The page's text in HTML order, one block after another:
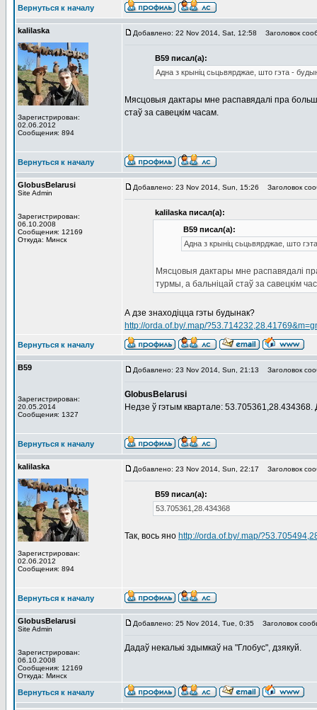
Вернуться к началу
kalilaska
Зарегистрирован:
02.06.2012
Сообщения: 894
Добавлено: 22 Nov 2014, Sat, 12:58 Заголовок
В59 писал(а):
Адна з крыніц сьцьвярджае, што гэта -
Мясцовыя дактары мне распавядалi пра
стаў за савецкiм часам.
Вернуться к началу
GlobusBelarusi
Site Admin
Зарегистрирован:
06.10.2008
Сообщения: 12169
Откуда: Минск
Добавлено: 23 Nov 2014, Sun, 15:26 Заголовок
kalilaska писал(а):
В59 писал(а):
Адна з крыніц сьцьвярджае, што
Мясцовыя дактары мне распавядалi
турмы, а бальнiцай стаў за савецкiм
А дзе знаходіцца гэты будынак?
http://orda.of.by/.map/
Вернуться к началу
В59
Зарегистрирован:
20.05.2014
Сообщения: 1327
Добавлено: 23 Nov 2014, Sun, 21:13 Заголовок
GlobusBelarusi
Недзе ў гэтым квартале:
Вернуться к началу
kalilaska
Зарегистрирован:
02.06.2012
Сообщения: 894
Добавлено: 23 Nov 2014, Sun, 22:17 Заголовок
В59 писал(а):
53.705361,28.434368
Так, вось яно http://orda.of.by/.map/
Вернуться к началу
GlobusBelarusi
Site Admin
Зарегистрирован:
06.10.2008
Сообщения: 12169
Откуда: Минск
Добавлено: 25 Nov 2014, Tue, 0:35 Заголовок
Дадаў некалькі здымкаў на "Глобус", дзякуй.
Вернуться к началу